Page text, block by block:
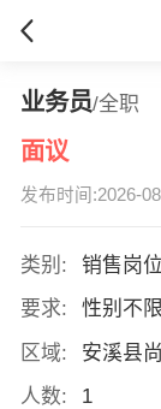
业务员/全职
面议
发布时间:2026-
类别:
销售岗位
要求:
性别不
区域:
安溪县
人数:
1